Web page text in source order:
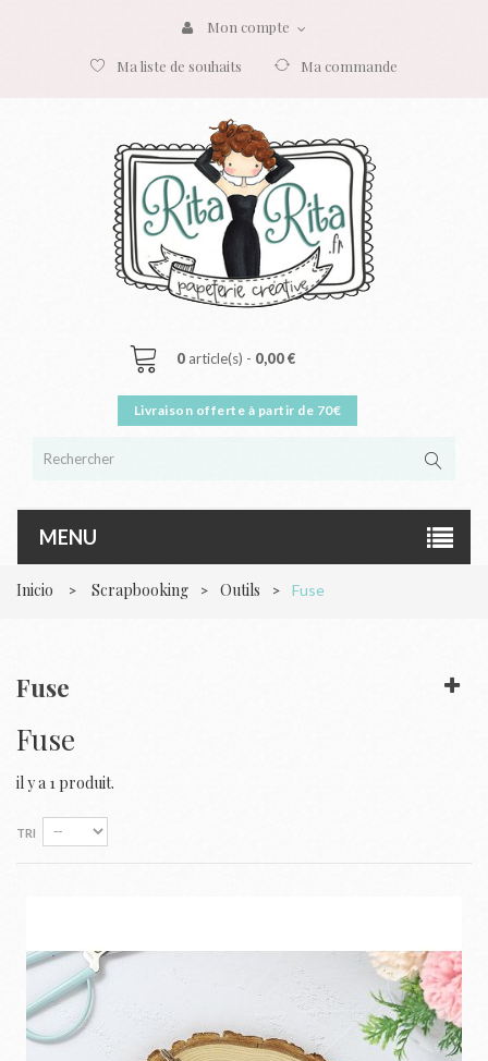
Mon compte
Ma commande
Ma liste de souhaits
0 article(s) - 0,00 €
MENU
Inicio > Scrapbooking > Outils > Fuse
Fuse
Fuse
il y a 1 produit.
TRI